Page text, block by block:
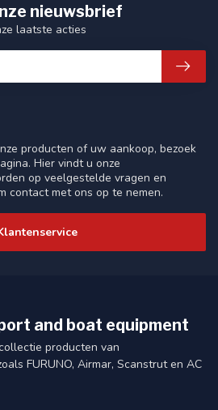
producten of uw aankoop, bezoek
Hier vindt u onze
op veelgestelde vragen en
contact met ons op te nemen.
nieuwsbrief
laatste acties
and boat equipment
producten van
FURUNO, Airmar, Scanstrut en AC